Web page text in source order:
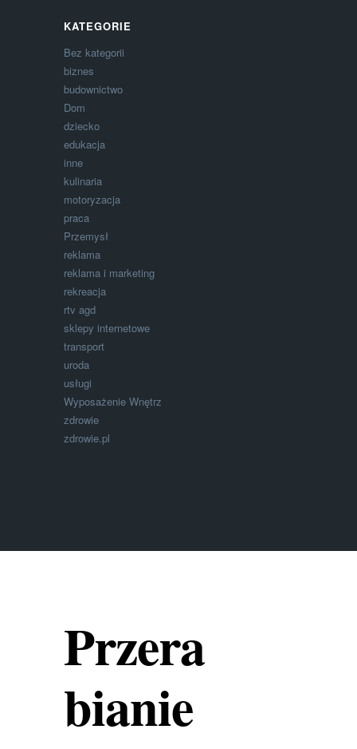
KATEGORIE
Bez kategorii
biznes
budownictwo
Dom
dziecko
edukacja
inne
kulinaria
motoryzacja
praca
Przemysł
reklama
reklama i marketing
rekreacja
rtv agd
sklepy internetowe
transport
uroda
usługi
Wyposażenie Wnętrz
zdrowie
zdrowie.pl
Przera
bianie